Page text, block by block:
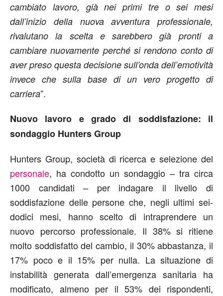
cambiato lavoro, già nei primi tre o sei mesi
dall’inizio della nuova avventura professionale,
rivalutano la scelta e sarebbero già pronti a
cambiare nuovamente perché si rendono conto di
aver preso questa decisione sull’onda dell’emotività
invece che sulla base di un vero progetto di
carriera”.
Nuovo lavoro e grado di soddisfazione: il
sondaggio Hunters Group
Hunters Group, società di ricerca e selezione del
personale, ha condotto un sondaggio – tra circa
1000 candidati – per indagare il livello di
soddisfazione delle persone che, negli ultimi sei-
dodici mesi, hanno scelto di intraprendere un
nuovo percorso professionale. Il 38% si ritiene
molto soddisfatto del cambio, il 30% abbastanza, il
17% poco e il 15% per nulla. La situazione di
instabilità generata dall’emergenza sanitaria ha
modificato, almeno per il 53% dei rispondenti,